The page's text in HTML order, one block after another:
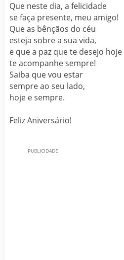
Que neste dia, a felicidade
se faça presente, meu amigo!
Que as bênçãos do céu
esteja sobre a sua vida,
e que a paz que te desejo hoje
te acompanhe sempre!
Saiba que vou estar
sempre ao seu lado,
hoje e sempre.
Feliz Aniversário!